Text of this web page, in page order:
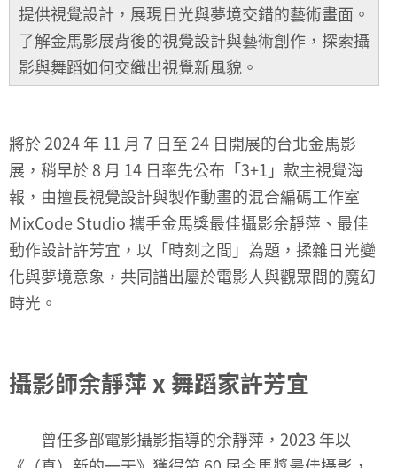
提供視覺設計，展現日光與夢境交錯的藝術畫面。
了解金馬影展背後的視覺設計與藝術創作，探索攝
影與舞蹈如何交織出視覺新風貌。
將於 2024 年 11 月 7 日至 24 日開展的台北金馬影
展，稍早於 8 月 14 日率先公布「3+1」款主視覺海
報，由擅長視覺設計與製作動畫的混合編碼工作室
MixCode Studio 攜手金馬獎最佳攝影余靜萍、最佳
動作設計許芳宜，以「時刻之間」為題，揉雜日光變
化與夢境意象，共同譜出屬於電影人與觀眾間的魔幻
時光。
攝影師余靜萍 x 舞蹈家許芳宜
曾任多部電影攝影指導的余靜萍，2023 年以